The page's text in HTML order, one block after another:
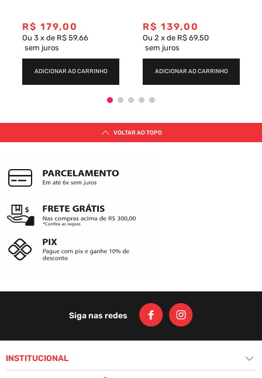
R$ 179,00
Ou 3 x de R$ 59,66
sem juros
ADICIONAR AO CARRINHO
R$ 139,00
Ou 2 x de R$ 69,50
sem juros
ADICIONAR AO CARRINHO
VOLTAR AO TOPO
Siga nas redes
INSTITUCIONAL +